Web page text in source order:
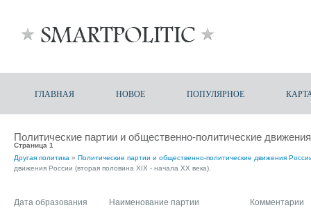
ГЛАВНАЯ НОВОЕ ПОПУЛЯРНОЕ
Политические партии и общественно-политические
Страница 1
Другая политика » Политические партии и общественно-политические движения
движения России (вторая половина XIX - начала XX века).
Дата образования
Наименование партии
Комментарии